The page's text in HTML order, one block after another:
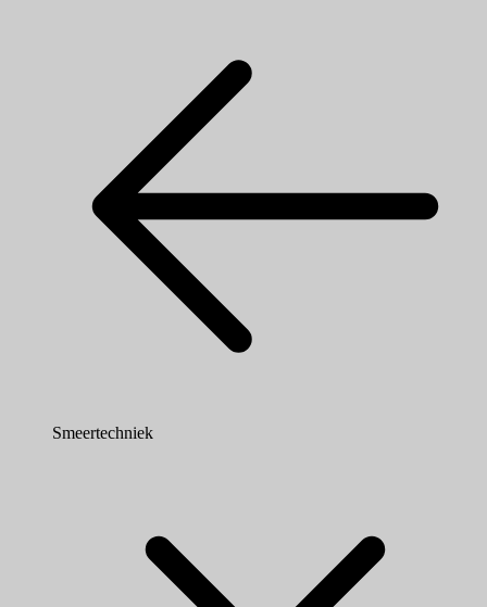
Smeertechniek